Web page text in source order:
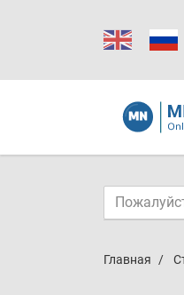
Главная